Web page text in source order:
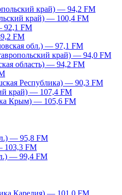
край) — 94,2 FM
край) — 100,4 FM
92,1 FM
FM
обл.) — 97,1 FM
край) — 94,0 FM
область) — 94,2 FM
Республика) — 90,3 FM
край) — 107,4 FM
Крым) — 105,6 FM
— 95,8 FM
103,3 FM
— 99,4 FM
Карелия) — 101,0 FM